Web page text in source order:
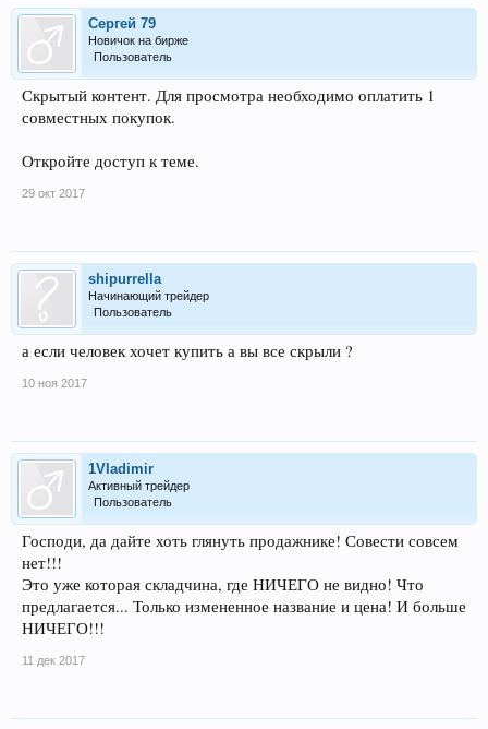
Сергей 79
Новичок на бирже
Пользователь
Скрытый контент. Для просмотра необходимо оплатить 1
совместных покупок.
Откройте доступ к теме.
29 окт 2017
shipurrella
Начинающий трейдер
Пользователь
а если человек хочет купить а вы все скрыли ?
10 ноя 2017
1Vladimir
Активный трейдер
Пользователь
Господи, да дайте хоть глянуть продажнике! Совести совсем
нет!!!
Это уже которая складчина, где НИЧЕГО не видно! Что
предлагается... Только измененное название и цена! И больше
НИЧЕГО!!!
11 дек 2017